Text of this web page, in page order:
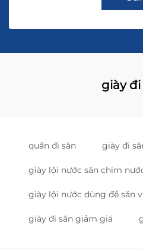
giày đi
quần đi săn giày đi
giày lội nước săn chim
giày lội nước dùng để săn
giày đi săn giảm giá